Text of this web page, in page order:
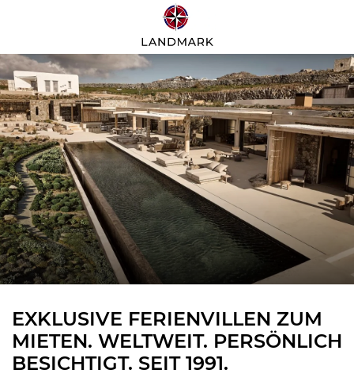
EXKLUSIVE FERIENVILLEN ZUM
MIETEN. WELTWEIT. PERSÖNLICH
BESICHTIGT. SEIT 1991.